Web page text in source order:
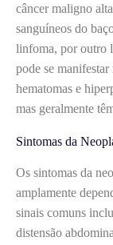
câncer maligno
sanguíneos do
linfoma, por outro
pode se
hematomas e
mas geralmente
Sintomas da
Os sintomas da
amplamente
sinais comuns
distensão